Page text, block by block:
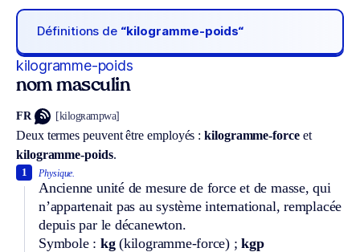
Définitions de “kilogramme-poids“
kilogramme-poids
nom masculin
FR [kilogʀampwa]
Deux termes peuvent être employés :kilogramme-forceet
kilogramme-poids.
Physique.
Ancienne unité de mesure de force et de masse, qui
n’appartenait pas au système international, remplacée
depuis par le décanewton.
Symbole : kg(kilogramme-force) ;kgp
1